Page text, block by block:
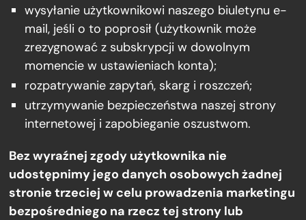
wysyłanie użytkownikowi naszego biuletynu e-
mail, jeśli o to poprosił (użytkownik może
zrezygnować z subskrypcji w dowolnym
momencie w ustawieniach konta);
rozpatrywanie zapytań, skarg i roszczeń;
utrzymywanie bezpieczeństwa naszej strony
internetowej i zapobieganie oszustwom.
Bez wyraźnej zgody użytkownika nie
udostępnimy jego danych osobowych żadnej
stronie trzeciej w celu prowadzenia marketingu
bezpośredniego na rzecz tej strony lub